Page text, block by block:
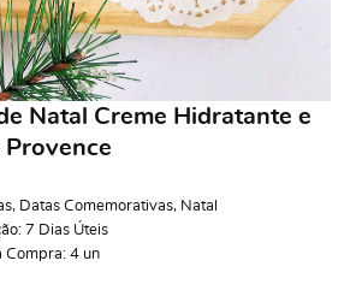
Natal Creme Hidratante e
Provence
, Datas Comemorativas, Natal
7 Dias Úteis
Compra: 4 un